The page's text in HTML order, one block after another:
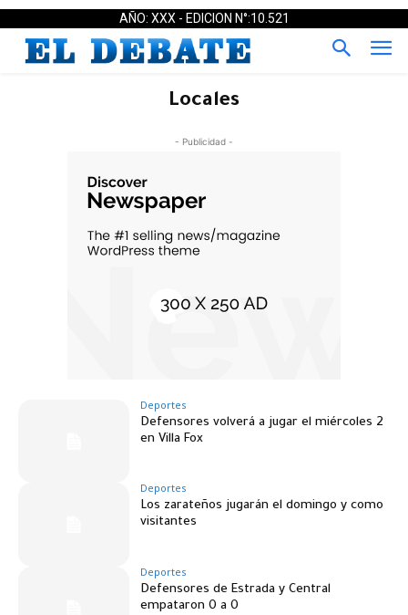
AÑO: XXX - EDICION N°:10.521
Locales
- Publicidad -
Deportes
Defensores volverá a jugar el miércoles 2
en Villa Fox
Deportes
Los zarateños jugarán el domingo y como
visitantes
Deportes
Defensores de Estrada y Central
empataron 0 a 0